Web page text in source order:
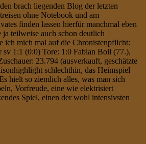
brach liegenden Blog der letzten
ohne Notebook und am
finden lassen hierfür manchmal eben
teilweise auch schon deutlich
ich mich mal auf die Chronistenpflicht:
sv 1:1 (0:0) Tore: 1:0 Fabian Boll (77.),
23.794 (ausverkauft, geschätzte
schlechthin, das Heimspiel
hielt so ziemlich alles, was man sich
Vorfreude, eine wie elektrisiert
Spiel, einen der wohl intensivsten